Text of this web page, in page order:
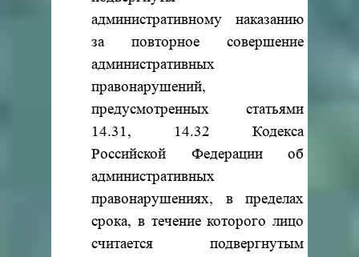
административному наказанию
за повторное совершение
административных
правонарушений,
предусмотренных статьями
14.31, 14.32 Кодекса
Российской Федерации об
административных
правонарушениях, в пределах
срока, в течение которого лицо
считается подвергнутым